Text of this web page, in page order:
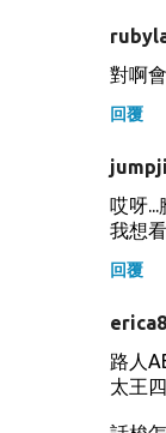
對啊
回覆
哎呀...
我想
回覆
路人
太王